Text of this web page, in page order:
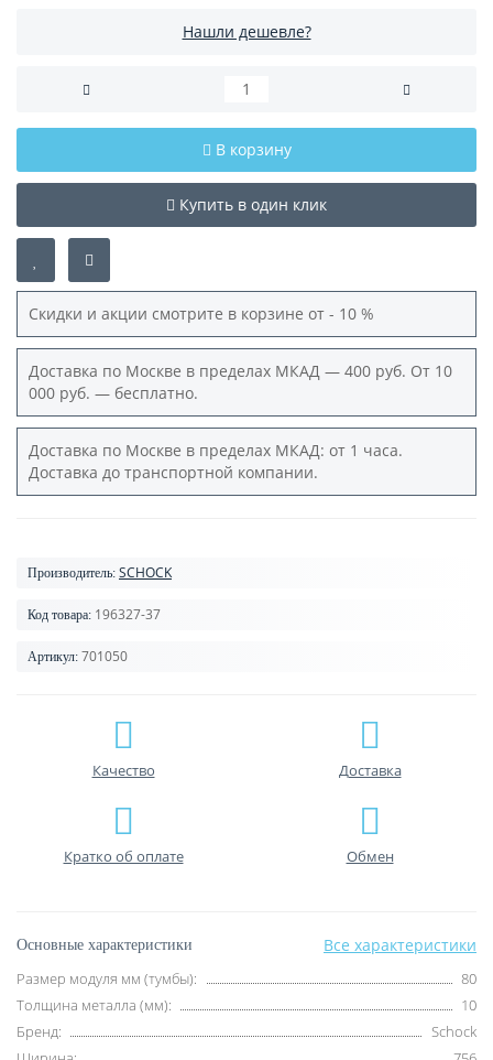
Нашли дешевле?
В корзину
Купить в один клик
Скидки и акции смотрите в корзине от - 10 %
Доставка по Москве в пределах МКАД — 400 руб. От 10
000 руб. — бесплатно.
Доставка по Москве в пределах МКАД: от 1 часа.
Доставка до транспортной компании.
Производитель: SCHOCK
Код товара: 196327-37
Артикул: 701050
Качество Доставка
Кратко об оплате Обмен
Основные характеристики Все характеристики
Размер модуля мм (тумбы):
80
Толщина металла (мм):
10
Бренд:
Schock